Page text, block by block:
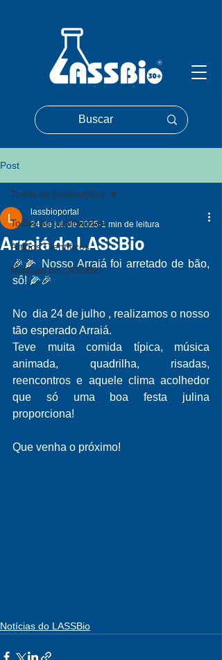
Post
Todas as publicações
Artigos Científicos
Notícias do LASSBio
Todas as publicações
Arraiá do LASSBio
lassbioportal
24 de jul. de 2025 1 min de leitura
🎉🌽 Nosso Arraiá foi arretado de bão,
sô! 🌽🎉
No  dia 24 de julho , realizamos o nosso
tão esperado Arraiá.
Teve muita comida típica, música
animada, quadrilha, risadas,
reencontros e aquele clima acolhedor
que só uma boa festa julina
proporciona!
Que venha o próximo!
Notícias do LASSBio